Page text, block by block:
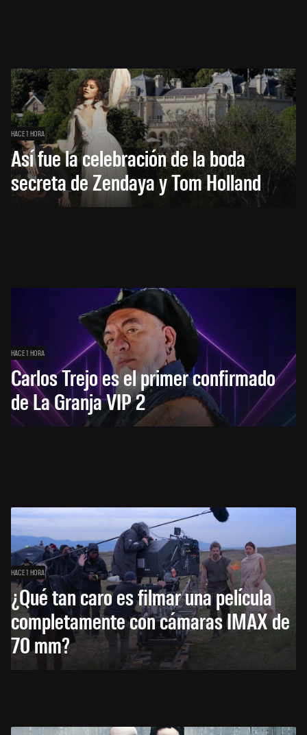
HACE 1 HORA
Así fue la celebración de la boda
secreta de Zendaya y Tom Holland
HACE 1 HORA
Carlos Trejo es el primer confirmado
de La Granja VIP 2
HACE 1 HORA
¿Qué tan caro es filmar una película
completamente con cámaras IMAX de
70 mm?